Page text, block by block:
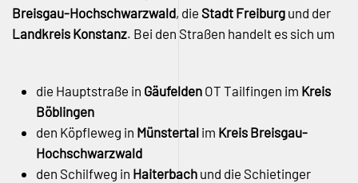
Breisgau-Hochschwarzwald, die Stadt Freiburg und der
Landkreis Konstanz. Bei den Straßen handelt es sich um
die Hauptstraße in Gäufelden OT Tailfingen im Kreis
Böblingen
den Köpfleweg in Münstertal im Kreis Breisgau-
Hochschwarzwald
den Schilfweg in Haiterbach und die Schietinger